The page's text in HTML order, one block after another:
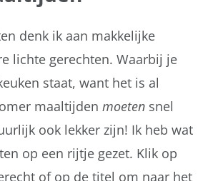
denk ik aan makkelijke
lichte gerechten. Waarbij je
staat, want het is al
maaltijden moeten snel
ook lekker zijn! Ik heb wat
op een rijtje gezet. Klik op
of op de titel om naar het